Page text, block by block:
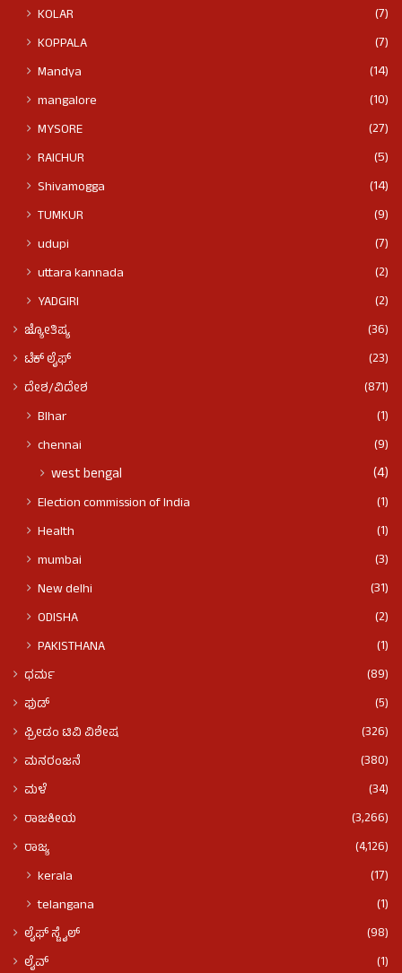
KOLAR
(7)
KOPPALA
(7)
Mandya
(14)
mangalore
(10)
MYSORE
(27)
RAICHUR
(5)
Shivamogga
(14)
TUMKUR
(9)
udupi
(7)
uttara kannada
(2)
YADGIRI
(2)
ಜ್ಯೋತಿಷ್ಯ
(36)
ಟೆಕ್ ಲೈಫ್
(23)
ದೇಶ/ವಿದೇಶ
(871)
BIhar
(1)
chennai
(9)
west bengal (4)
Election commission of India
(1)
Health
(1)
mumbai
(3)
New delhi
(31)
ODISHA
(2)
PAKISTHANA
(1)
ಧರ್ಮ
(89)
ಫುಡ್​​
(5)
ಫ್ರೀಡಂ ಟಿವಿ ವಿಶೇಷ
(326)
ಮನರಂಜನೆ
(380)
ಮಳೆ
(34)
ರಾಜಕೀಯ
(3,266)
ರಾಜ್ಯ
(4,126)
kerala
(17)
telangana
(1)
ಲೈಫ್ ಸ್ಟೈಲ್
(98)
ಲೈವ್
(1)